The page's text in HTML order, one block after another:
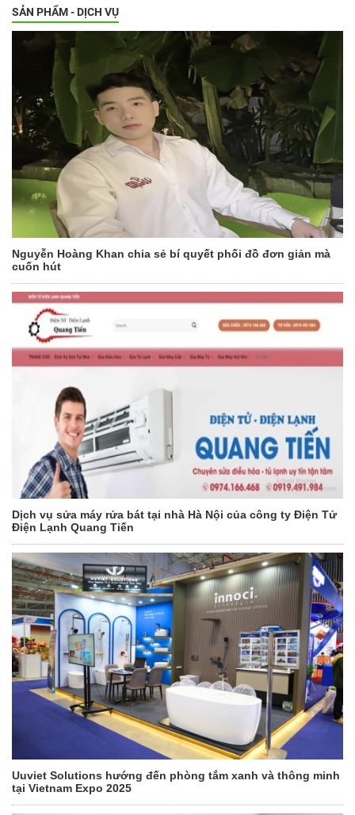
SẢN PHẨM - DỊCH VỤ
Nguyễn Hoàng Khan chia sẻ bí quyết phối đồ đơn giản mà
cuốn hút
Dịch vụ sửa máy rửa bát tại nhà Hà Nội của công ty Điện Tử
Điện Lạnh Quang Tiến
Uuviet Solutions hướng đến phòng tắm xanh và thông minh
tại Vietnam Expo 2025